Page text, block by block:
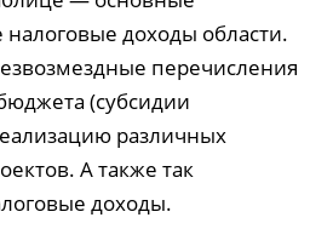
доходы области.
перечисления
(субсидии
различных
А также так
доходы.